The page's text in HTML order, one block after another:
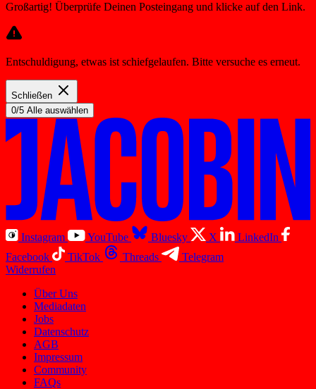
Großartig! Überprüfe Deinen Posteingang und klicke auf den Link.
Entschuldigung, etwas ist schiefgelaufen. Bitte versuche es erneut.
Schließen
0/5 Alle auswählen
Instagram YouTube Bluesky X
LinkedIn
Facebook
TikTok Threads
Telegram
Widerrufen
Über Uns
Mediadaten
Jobs
Datenschutz
AGB
Impressum
Community
FAQs